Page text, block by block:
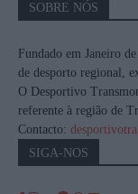
SOBRE NÓS
Fundado em Janeiro
de desporto regional,
O Desportivo
referente à região de
Contacto:
SIGA-NOS